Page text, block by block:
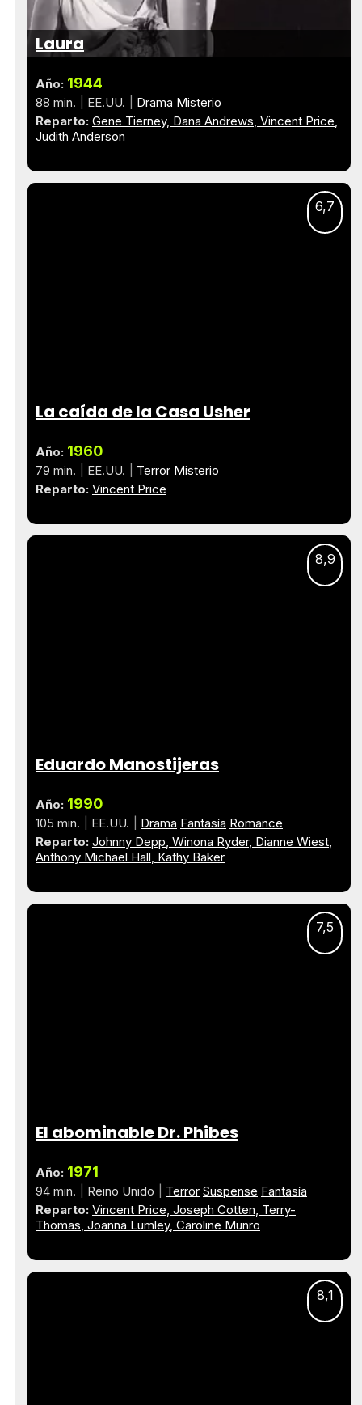
Laura
Año: 1944
88 min. EE.UU. Drama Misterio
Reparto: Gene Tierney Dana Andrews Vincent Price
Judith Anderson
6,7
La caída de la Casa Usher
Año: 1960
79 min. EE.UU. Terror Misterio
Reparto: Vincent Price
8,9
Eduardo Manostijeras
Año: 1990
105 min. EE.UU. Drama Fantasía Romance
Reparto: Johnny Depp Winona Ryder Dianne Wiest
Anthony Michael Hall Kathy Baker
7,5
El abominable Dr. Phibes
Año: 1971
94 min. Reino Unido Terror Suspense Fantasía
Reparto: Vincent Price Joseph Cotten Terry-
Thomas Joanna Lumley Caroline Munro
8,1